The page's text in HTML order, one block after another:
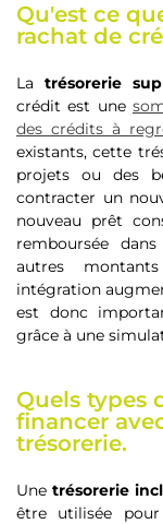
Qu'est ce
rachat de
La trésorerie
crédit est une
des crédits à
existants, cette
projets ou des
contracter un
nouveau prêt
remboursée
autres
intégration
est donc
grâce à une
Quels types
financer
trésorerie.
Unetrésorerie
être utilisée